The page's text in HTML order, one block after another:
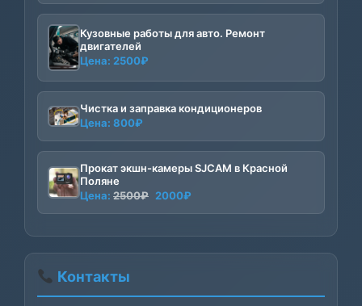
Кузовные работы для авто. Ремонт
двигателей
Цена: 2500₽
Чистка и заправка кондиционеров
Цена: 800₽
Прокат экшн-камеры SJCAM в Красной
Поляне
Цена: 2500₽ Первоначальная
цена
2000₽
цена:
Контакты